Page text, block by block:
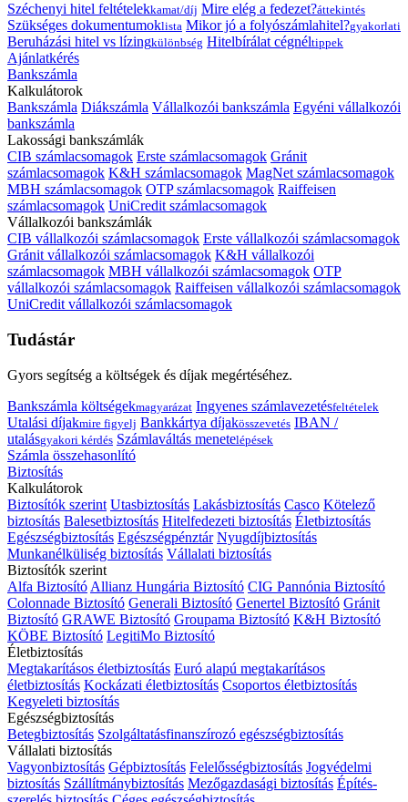
Széchenyi hitel feltételekkamat/díj Mire elég a fedezet?áttekintés
Szükséges dokumentumoklista Mikor jó a folyószámlahitel?gyakorlati
Beruházási hitel vs lízingkülönbség Hitelbírálat cégnéltippek
Ajánlatkérés
Bankszámla
Kalkulátorok
Bankszámla Diákszámla Vállalkozói bankszámla Egyéni vállalkozói
bankszámla
Lakossági bankszámlák
CIB számlacsomagok Erste számlacsomagok Gránit
számlacsomagok K&H számlacsomagok MagNet számlacsomagok
MBH számlacsomagok OTP számlacsomagok Raiffeisen
számlacsomagok UniCredit számlacsomagok
Vállalkozói bankszámlák
CIB vállalkozói számlacsomagok Erste vállalkozói számlacsomagok
Gránit vállalkozói számlacsomagok K&H vállalkozói
számlacsomagok MBH vállalkozói számlacsomagok OTP
vállalkozói számlacsomagok Raiffeisen vállalkozói számlacsomagok
UniCredit vállalkozói számlacsomagok
Tudástár
Gyors segítség a költségek és díjak megértéséhez.
Bankszámla költségekmagyarázat Ingyenes számlavezetésfeltételek
Utalási díjakmire figyelj Bankkártya díjakösszevetés IBAN /
utalásgyakori kérdés Számlaváltás menetelépések
Számla összehasonlító
Biztosítás
Kalkulátorok
Biztosítók szerint Utasbiztosítás Lakásbiztosítás Casco Kötelező
biztosítás Balesetbiztosítás Hitelfedezeti biztosítás Életbiztosítás
Egészségbiztosítás Egészségpénztár Nyugdíjbiztosítás
Munkanélküliség biztosítás Vállalati biztosítás
Biztosítók szerint
Alfa Biztosító Allianz Hungária Biztosító CIG Pannónia Biztosító
Colonnade Biztosító Generali Biztosító Genertel Biztosító Gránit
Biztosító GRAWE Biztosító Groupama Biztosító K&H Biztosító
KÖBE Biztosító LegitiMo Biztosító
Életbiztosítás
Megtakarításos életbiztosítás Euró alapú megtakarításos
életbiztosítás Kockázati életbiztosítás Csoportos életbiztosítás
Kegyeleti biztosítás
Egészségbiztosítás
Betegbiztosítás Szolgáltatásfinanszírozó egészségbiztosítás
Vállalati biztosítás
Vagyonbiztosítás Gépbiztosítás Felelősségbiztosítás Jogvédelmi
biztosítás Szállítmánybiztosítás Mezőgazdasági biztosítás Építés-